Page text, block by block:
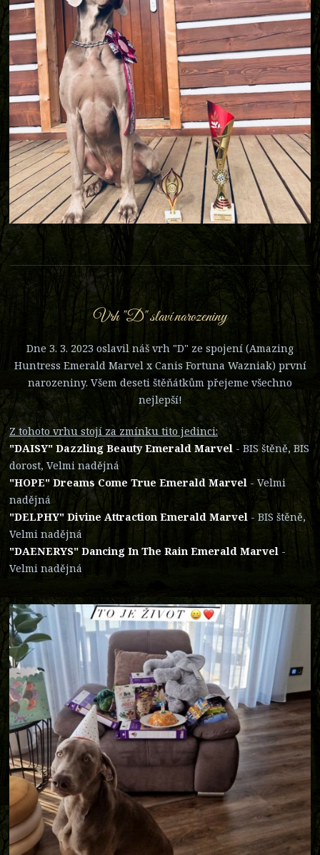
Vrh "D" slaví narozeniny
Dne 3. 3. 2023 oslavil náš vrh "D" ze spojení (Amazing
Huntress Emerald Marvel x Canis Fortuna Wazniak) první
narozeniny. Všem deseti štěňátkům přejeme všechno
nejlepší!
Z tohoto vrhu stojí za zmínku tito jedinci:
"DAISY" Dazzling Beauty Emerald Marvel - BIS štěně, BIS
dorost, Velmi nadějná
"HOPE" Dreams Come True Emerald Marvel - Velmi
nadějná
"DELPHY" Divine Attraction Emerald Marvel - BIS štěně,
Velmi nadějná
"DAENERYS" Dancing In The Rain Emerald Marvel -
Velmi nadějná